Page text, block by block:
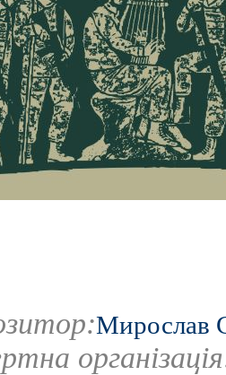
Мирослав